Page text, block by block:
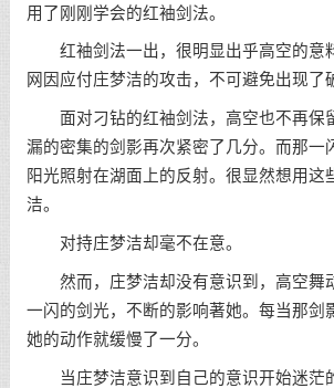
用了刚刚学会的红袖剑法。
红袖剑法一出，很明显出乎高空的意
网因应付庄梦洁的攻击，不可避免出现了
面对刁钻的红袖剑法，高空也不再保
漏的密集的剑影再次紧密了几分。而那一
阳光照射在湖面上的反射。很显然想用这
洁。
对持庄梦洁却毫不在意。
然而，庄梦洁却没有意识到，高空舞
一闪的剑光，不断的影响著她。每当那剑
她的动作就缓慢了一分。
当庄梦洁意识到自己的意识开始迷茫